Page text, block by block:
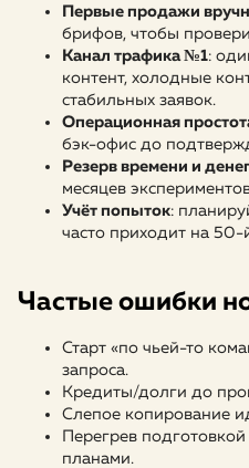
Первые продажи
брифов, чтобы
Канал трафика №1:
контент, холодные
стабильных заявок.
Операционная
бэк-офис до
Резерв времени и
месяцев
Учёт попыток:
часто приходит на
Частые ошибки
Старт «по чьей-то
запроса.
Кредиты/долги до
Слепое копирование
Перегрев
планами.